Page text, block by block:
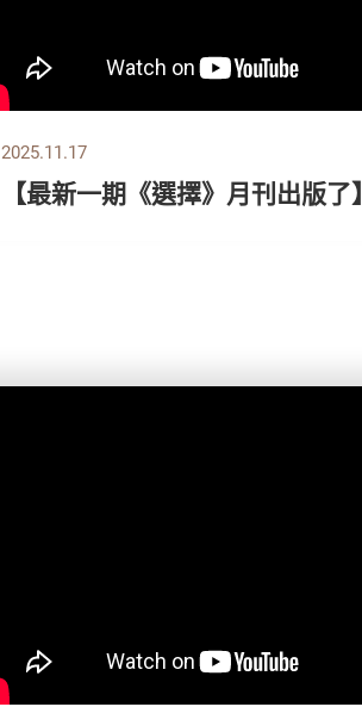
2025.11.17
【最新一期《選擇》月刊出版了】